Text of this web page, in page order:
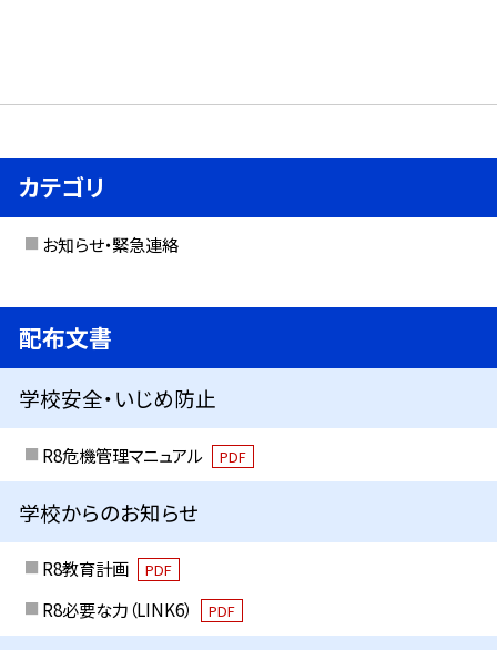
カテゴリ
お知らせ・緊急連絡
配布文書
学校安全・いじめ防止
R8危機管理マニュアル PDF
学校からのお知らせ
R8教育計画 PDF
R8必要な力（LINK6） PDF